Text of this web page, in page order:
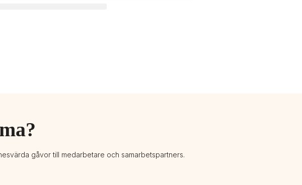
gåvor till medarbetare och samarbetspartners.